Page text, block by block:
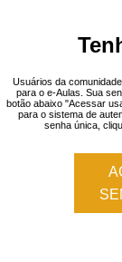
Usuários da
para o e-Aulas. Sua
botão abaixo "Acessar
para o sistema de
senha única,